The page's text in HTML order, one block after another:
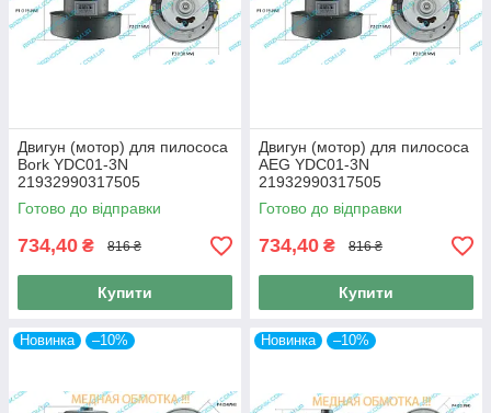
Двигун (мотор) для пилососа
Bork YDC01-3N
21932990317505
Готово до відправки
734,40 ₴ 816 ₴
Купити
Двигун (мотор) для пилососа
AEG YDC01-3N
21932990317505
Готово до відправки
734,40 ₴ 816 ₴
Купити
Новинка –10% Новинка –10%